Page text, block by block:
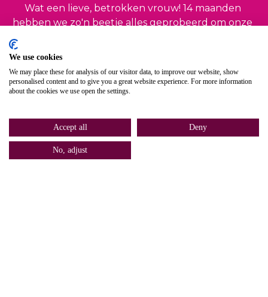
Wat een lieve, betrokken vrouw! 14 maanden
hebben we zo'n beetje alles geprobeerd om onze
dochter te laten slapen, maar zonder resultaat. De
3e nacht dat Pauline bij ons was, sliep ze door! In de
reactie op vragen, zelfs in de avonden en
weekenden. Superservice!
Silke, mama van een 1,5 jarige
We use cookies
We may place these for analysis of our visitor data, to improve our website, show
personalised content and to give you a great website experience. For more information
about the cookies we use open the settings.
Accept all Deny
No, adjust